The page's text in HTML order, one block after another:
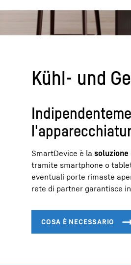
Maggiori
Kühl- und
SmartDevice è la soluzione
tramite smartphone o
eventuali porte rimaste
rete di partner garantisce